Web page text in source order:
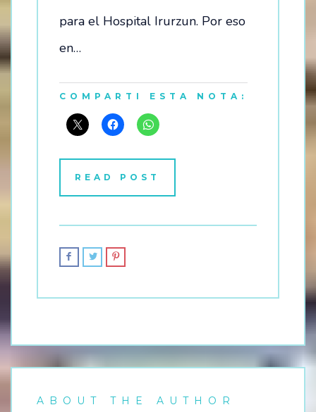
para el Hospital Irurzun. Por eso
en…
COMPARTI ESTA NOTA:
READ POST
ABOUT THE AUTHOR